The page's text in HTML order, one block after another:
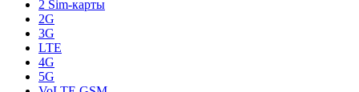
2 Sim-карты
2G
3G
LTE
4G
5G